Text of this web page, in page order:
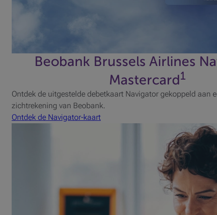
Beobank Brussels Airlines
Mastercard 1
Ontdek de uitgestelde debetkaart Navigator gekoppeld aan
zichtrekening van Beobank.
Ontdek de Navigator-kaart